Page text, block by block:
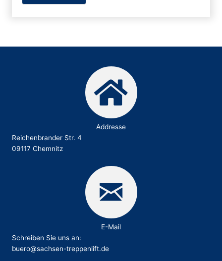
Addresse
Reichenbrander Str. 4
09117 Chemnitz
E-Mail
Schreiben Sie uns an:
buero@sachsen-treppenlift.de